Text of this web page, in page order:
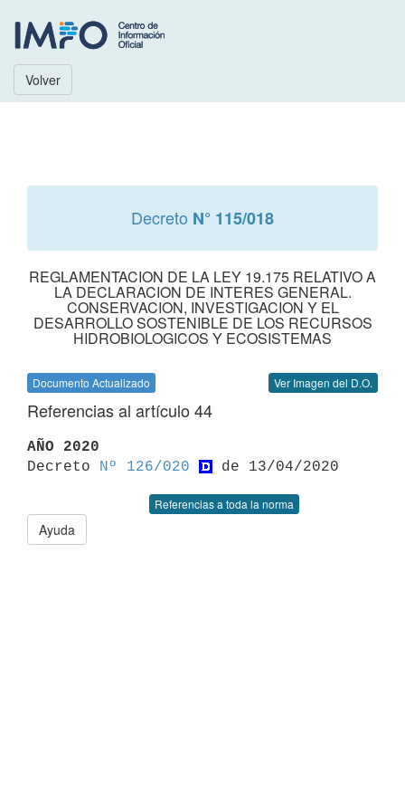
Volver
Decreto N° 115/018
REGLAMENTACION DE LA LEY 19.175 RELATIVO A
LA DECLARACION DE INTERES GENERAL.
CONSERVACION, INVESTIGACION Y EL
DESARROLLO SOSTENIBLE DE LOS RECURSOS
HIDROBIOLOGICOS Y ECOSISTEMAS
Documento Actualizado Ver Imagen del D.O.
Referencias al artículo 44
AÑO 2020
Decreto
Nº 126/020
Referencias a toda la norma
Ayuda